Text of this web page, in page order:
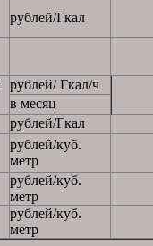
рублей/Гкал
рублей/ Гкал/ч
в месяц
рублей/Гкал
рублей/куб.
метр
рублей/куб.
метр
рублей/куб.
метр